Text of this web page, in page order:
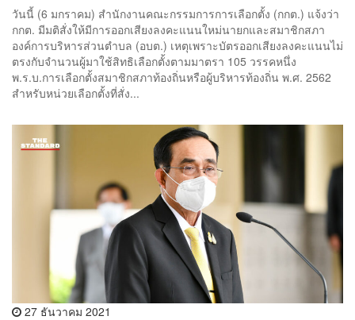
วันนี้ (6 มกราคม) สำนักงานคณะกรรมการการเลือกตั้ง (กกต.) แจ้งว่า
กกต. มีมติสั่งให้มีการออกเสียงลงคะแนนใหม่นายกและสมาชิกสภา
องค์การบริหารส่วนตำบล (อบต.) เหตุเพราะบัตรออกเสียงลงคะแนนไม่
ตรงกับจำนวนผู้มาใช้สิทธิเลือกตั้งตามมาตรา 105 วรรคหนึ่ง
พ.ร.บ.การเลือกตั้งสมาชิกสภาท้องถิ่นหรือผู้บริหารท้องถิ่น พ.ศ. 2562
สำหรับหน่วยเลือกตั้งที่สั่ง...
27 ธันวาคม 2021